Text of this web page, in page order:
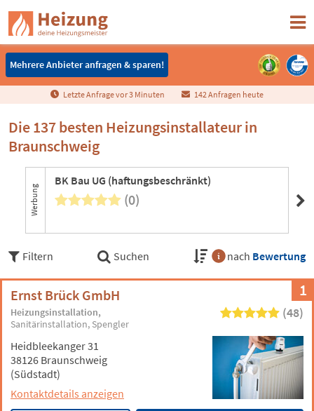
Mehrere Anbieter anfragen & sparen!
Mehrere Anbieter anfragen & sparen!
Letzte Anfrage vor3 Minuten 142 Anfragen heute
Die 137 besten Heizungsinstallateur in
Braunschweig
Werbung
BK Bau UG (haftungsbeschränkt)
(0)
Filtern Suchen nach Bewertung
1
Ernst Brück GmbH
Heizungsinstallation
Sanitärinstallation Spengler
(48)
Heidbleekanger 31
38126 Braunschweig
(Südstadt)
Kontaktdetails anzeigen